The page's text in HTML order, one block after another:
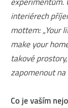
interiérech
mottem: „Your
make your
takové
zapomenout
Co je vaším